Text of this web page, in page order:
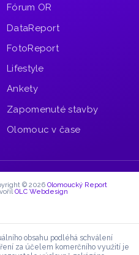
Fórum OR
DataReport
FotoReport
Lifestyle
Ankety
Zapomenuté stavby
Olomouc v čase
© 2026 Olomoucký Report
OLC Webdesign
obsahu podléhá schválení
za účelem komerčního využití je